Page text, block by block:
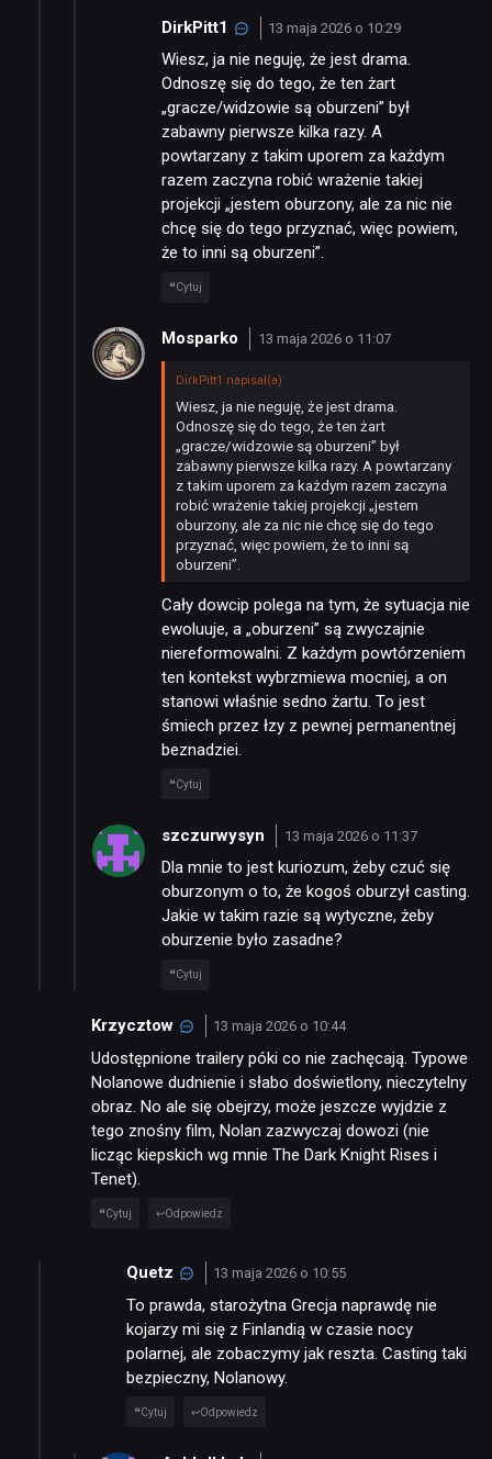
NEWSY
DirkPitt1 13 maja 2026 o 10:29
Wiesz, ja nie neguję, że jest drama.
Odnoszę się do tego, że ten żart
„gracze/widzowie są oburzeni” był
zabawny pierwsze kilka razy. A
powtarzany z takim uporem za każdym
razem zaczyna robić wrażenie takiej
projekcji „jestem oburzony, ale za nic nie
chcę się do tego przyznać, więc powiem,
że to inni są oburzeni”.
Cytuj
Mosparko 13 maja 2026 o 11:07
DirkPitt1 napisał(a):
Wiesz, ja nie neguję, że jest drama.
Odnoszę się do tego, że ten żart
„gracze/widzowie są oburzeni” był
zabawny pierwsze kilka razy. A powtarzany
z takim uporem za każdym razem zaczyna
robić wrażenie takiej projekcji „jestem
oburzony, ale za nic nie chcę się do tego
przyznać, więc powiem, że to inni są
oburzeni”.
Cały dowcip polega na tym, że sytuacja nie
ewoluuje, a „oburzeni” są zwyczajnie
niereformowalni. Z każdym powtórzeniem
ten kontekst wybrzmiewa mocniej, a on
stanowi właśnie sedno żartu. To jest
śmiech przez łzy z pewnej permanentnej
beznadziei.
Cytuj
szczurwysyn 13 maja 2026 o 11:37
Dla mnie to jest kuriozum, żeby czuć się
oburzonym o to, że kogoś oburzył casting.
Jakie w takim razie są wytyczne, żeby
oburzenie było zasadne?
Cytuj
Krzycztow 13 maja 2026 o 10:44
Udostępnione trailery póki co nie zachęcają. Typowe
Nolanowe dudnienie i słabo doświetlony, nieczytelny
obraz. No ale się obejrzy, może jeszcze wyjdzie z
tego znośny film, Nolan zazwyczaj dowozi (nie
licząc kiepskich wg mnie The Dark Knight Rises i
Tenet).
Cytuj Odpowiedz
Quetz 13 maja 2026 o 10:55
To prawda, starożytna Grecja naprawdę nie
kojarzy mi się z Finlandią w czasie nocy
polarnej, ale zobaczymy jak reszta. Casting taki
bezpieczny, Nolanowy.
Cytuj Odpowiedz